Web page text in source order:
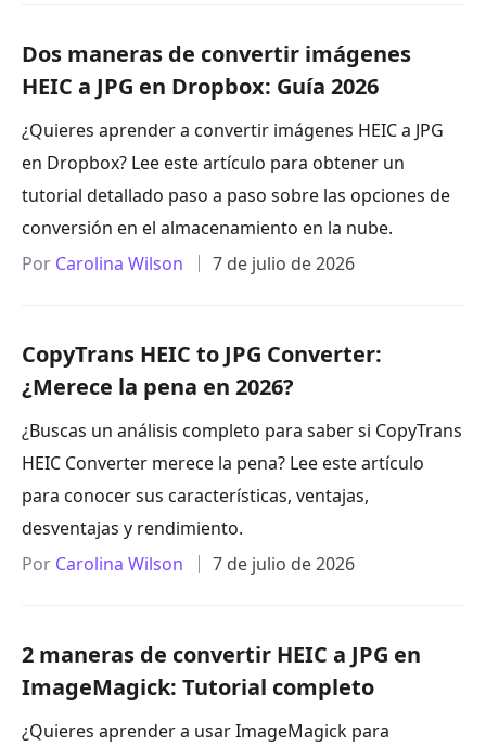
Dos maneras de convertir imágenes
HEIC a JPG en Dropbox: Guía 2026
¿Quieres aprender a convertir imágenes HEIC a JPG
en Dropbox? Lee este artículo para obtener un
tutorial detallado paso a paso sobre las opciones de
conversión en el almacenamiento en la nube.
Por Carolina Wilson 7 de julio de 2026
CopyTrans HEIC to JPG Converter:
¿Merece la pena en 2026?
¿Buscas un análisis completo para saber si CopyTrans
HEIC Converter merece la pena? Lee este artículo
para conocer sus características, ventajas,
desventajas y rendimiento.
Por Carolina Wilson 7 de julio de 2026
2 maneras de convertir HEIC a JPG en
ImageMagick: Tutorial completo
¿Quieres aprender a usar ImageMagick para